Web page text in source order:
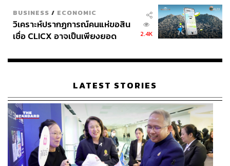
กันแบบไหน แต่ดูทั้งหมดแล้วไม่มีอันไหนที่เป็นตัวเราเลย
เพราะฉะนั้นเราก็เป็นตัวเราแบบนี้นี่แหละ ริต้าจริงๆ เป็นคน
ตลก เป็นคนเฮฮาสนุกสนาน เวลาเล่นก็เล่น แต่เวลาทำงานก็
BUSINESS / ECONOMIC
วิเคราะห์ปรากฏการณ์คนแห่ขอสิน
เชื่อ CLICX อาจเป็นเพียงยอด
เรือนไทยที่ถูกซุกไว้
2.4K
LATEST STORIES